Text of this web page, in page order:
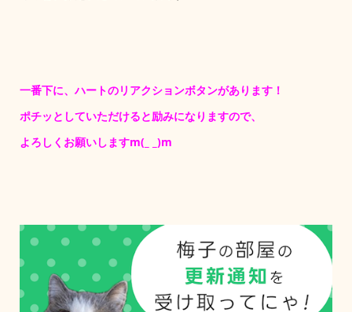
一番下に、ハートのリアクションボタンがあります！
ポチッとしていただけると励みになりますので、
よろしくお願いしますm(_ _)m